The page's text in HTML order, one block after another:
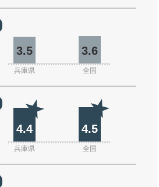
3.5 3.6
兵庫県 全国
4.4 4.5
兵庫県 全国